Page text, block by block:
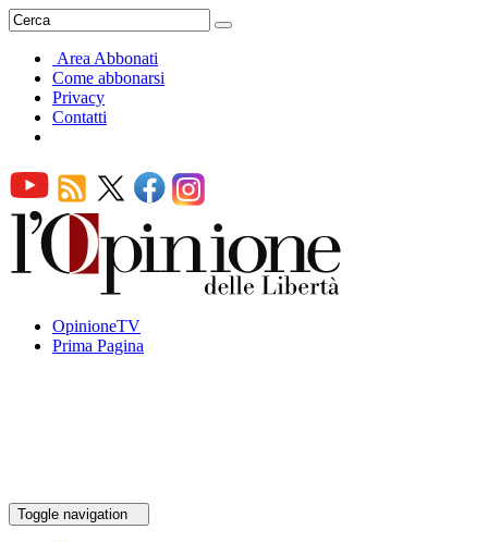
Area Abbonati
Come abbonarsi
Privacy
Contatti
OpinioneTV
Prima Pagina
Toggle navigation